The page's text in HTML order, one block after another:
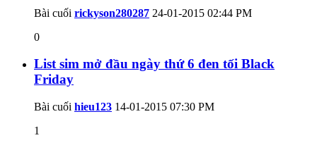
Bài cuối rickyson280287 24-01-2015 02:44 PM
0
List sim mở đầu ngày thứ 6 đen tối Black
Friday
Bài cuối hieu123 14-01-2015 07:30 PM
1